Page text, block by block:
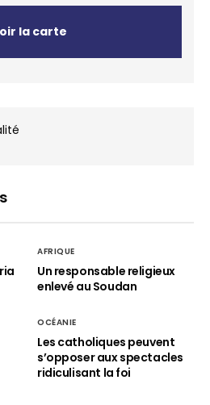
la carte
AFRIQUE
Un responsable religieux
enlevé au Soudan
OCÉANIE
Les catholiques peuvent
s’opposer aux spectacles
ridiculisant la foi